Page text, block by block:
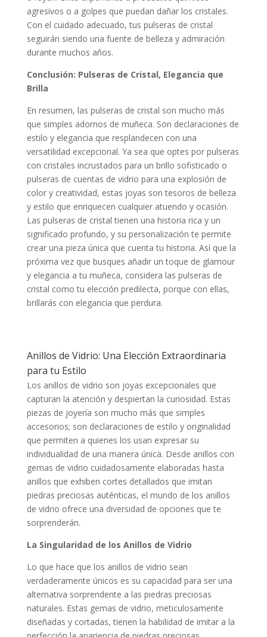
agresivos o a golpes que puedan dañar los cristales.
Con el cuidado adecuado, tus pulseras de cristal
seguirán siendo una fuente de belleza y admiración
durante muchos años.
Conclusión: Pulseras de Cristal, Elegancia que
Brilla
En resumen, las pulseras de cristal son mucho más
que simples adornos de muñeca. Son declaraciones de
estilo y elegancia que resplandecen con una
versatilidad excepcional. Ya sea que optes por pulseras
con cristales incrustados para un brillo sofisticado o
pulseras de cuentas de vidrio para una explosión de
color y creatividad, estas joyas son tesoros de belleza
y estilo que enriquecen cualquier atuendo y ocasión.
Las pulseras de cristal tienen una historia rica y un
significado profundo, y su personalización te permite
crear una pieza única que cuenta tu historia. Así que la
próxima vez que busques añadir un toque de glamour
y elegancia a tu muñeca, considera las pulseras de
cristal como tu elección predilecta, porque con ellas,
brillarás con elegancia que perdura.
Anillos de Vidrio: Una Elección Extraordinaria
para tu Estilo
Los anillos de vidrio son joyas excepcionales que
capturan la atención y despiertan la curiosidad. Estas
piezas de joyería son mucho más que simples
accesorios; son declaraciones de estilo y originalidad
que permiten a quienes los usan expresar su
individualidad de una manera única. Desde anillos con
gemas de vidrio cuidadosamente elaboradas hasta
anillos que exhiben cortes detallados que imitan
piedras preciosas auténticas, el mundo de los anillos
de vidrio ofrece una diversidad de opciones que te
sorprenderán.
La Singularidad de los Anillos de Vidrio
Lo que hace que los anillos de vidrio sean
verdaderamente únicos es su capacidad para ser una
alternativa sorprendente a las piedras preciosas
naturales. Estas gemas de vidrio, meticulosamente
diseñadas y cortadas, tienen la habilidad de imitar a la